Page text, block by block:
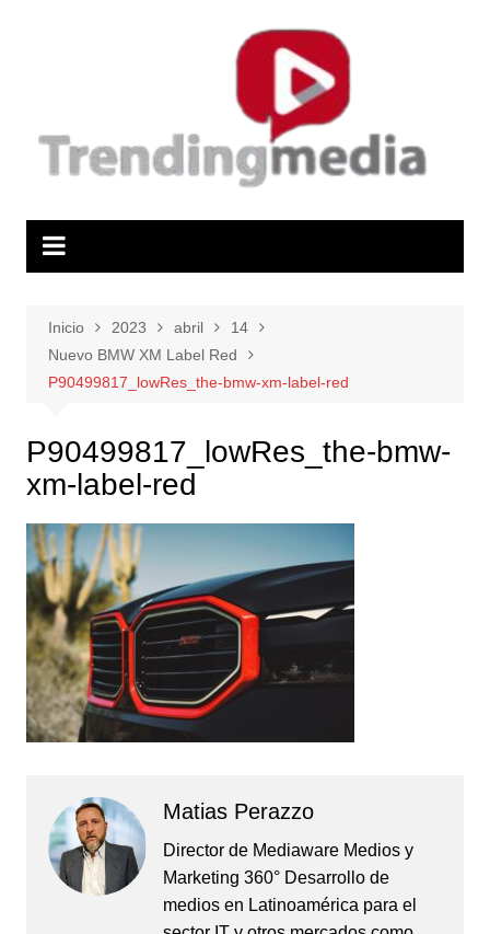
Inicio 2023 abril
14
Nuevo BMW XM Label Red
P90499817_lowRes_the-bmw-xm-label-red
P90499817_lowRes_the-bmw-
xm-label-red
Matias Perazzo
Director de Mediaware Medios y
Marketing 360° Desarrollo de
medios en Latinoamérica para el